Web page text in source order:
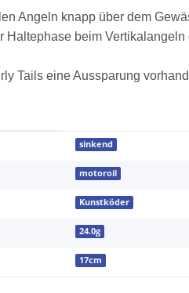
Angeln knapp über dem
beim
Tails eine Aussparung
sinkend
motoroil
Kunstköder
24.0g
17cm